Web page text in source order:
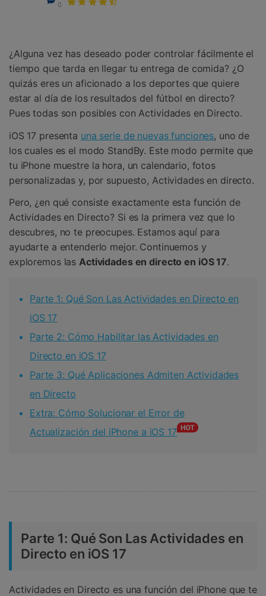
Gestor de Datos
Protección del Móvil
0
¿Alguna vez has deseado poder controlar fácilmente el
tiempo que tarda en llegar tu entrega de comida? ¿O
quizás eres un aficionado a los deportes que quiere
estar al día de los resultados del fútbol en directo?
Pues todas son posibles con Actividades en Directo.
iOS 17 presenta una serie de nuevas funciones, uno de
los cuales es el modo StandBy. Este modo permite que
tu iPhone muestre la hora, un calendario, fotos
personalizadas y, por supuesto, Actividades en directo.
Pero, ¿en qué consiste exactamente esta función de
Actividades en Directo? Si es la primera vez que lo
descubres, no te preocupes. Estamos aquí para
ayudarte a entenderlo mejor. Continuemos y
exploremos lasActividades en directo en iOS 17.
Parte 1: Qué Son Las Actividades en Directo en
iOS 17
Parte 2: Cómo Habilitar las Actividades en
Directo en iOS 17
Parte 3: Qué Aplicaciones Admiten Actividades
en Directo
Extra: Cómo Solucionar el Error de
Actualización del iPhone a iOS 17
Parte 1: Qué Son Las Actividades en
Directo en iOS 17
Actividades en Directo es una función del iPhone que te